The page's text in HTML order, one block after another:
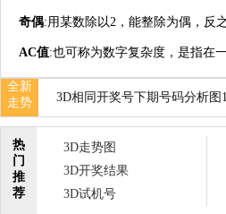
奇偶:用某数除以2，能整除为偶，反
AC值:也可称为数字复杂度，是指在
全新
走势
3D相同开奖号下期号码分析图1
热
门
推
荐
3D走势图
3D开奖结果
3D试机号